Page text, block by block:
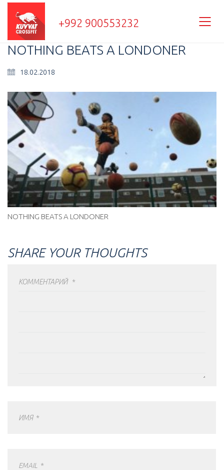
+992 900553232
NOTHING BEATS A LONDONER
18.02.2018
NOTHING BEATS A LONDONER
SHARE YOUR THOUGHTS
КОММЕНТАРИЙ *
ИМЯ *
EMAIL *